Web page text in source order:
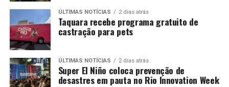
ÚLTIMAS NOTÍCIAS 2 dias atrás
Taquara recebe programa gratuito de
castração para pets
ÚLTIMAS NOTÍCIAS 2 dias atrás
Super El Niño coloca prevenção de
desastres em pauta no Rio Innovation Week